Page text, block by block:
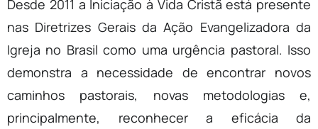
Desde 2011 a Iniciação à Vida Cristã está presente
nas Diretrizes Gerais da Ação Evangelizadora da
Igreja no Brasil como uma urgência pastoral. Isso
demonstra a necessidade de encontrar novos
caminhos pastorais, novas metodologias e,
principalmente, reconhecer a eficácia da